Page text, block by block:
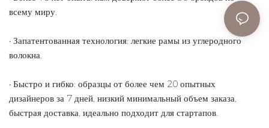
всему миру.
• Запатентованная технология: легкие рамы из углеродного
волокна.
• Быстро и гибко: образцы от более чем 20 опытных
дизайнеров за 7 дней, низкий минимальный объем заказа,
быстрая доставка, идеально подходит для стартапов.